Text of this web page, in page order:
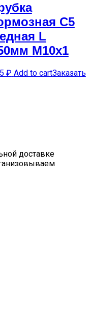
C5
L
M10x1
₽ Add to cartЗаказать
доставке